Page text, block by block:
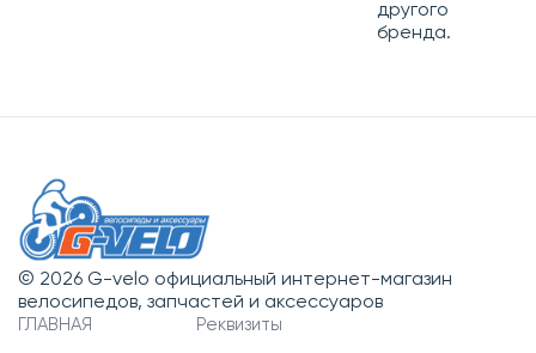
другого
бренда.
© 2026 G-velo официальный интернет-магазин
велосипедов, запчастей и аксессуаров
ГЛАВНАЯ Реквизиты